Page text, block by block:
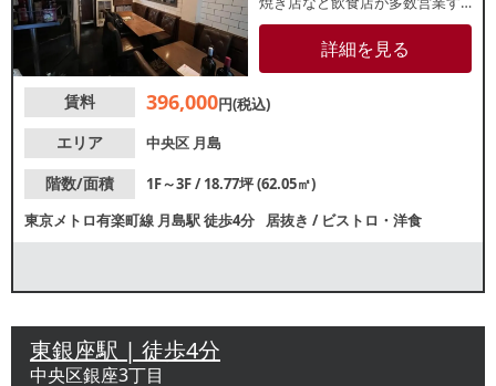
るエリアの1～3階一棟貸店舗！
前テナントは約35席レイアウト
で使用しており、落ち着いた雰
気軽にお問合せください。
詳細を見る
賃料 396,000円(税込)
エリア
中央区 月島
階数/面積
1F～3F / 18.77坪 (62.05㎡)
東京メトロ有楽町線 月島駅徒歩4分 居抜き / ビストロ・洋食
東銀座駅 | 徒歩4分
中央区銀座3丁目